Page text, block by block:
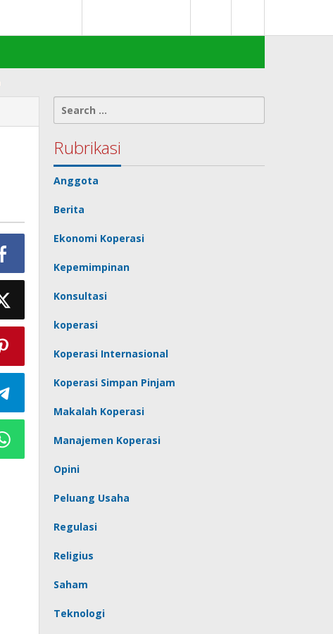
for:
Rubrikasi
Anggota
Berita
Ekonomi Koperasi
Kepemimpinan
Konsultasi
koperasi
Koperasi Internasional
Koperasi Simpan Pinjam
Makalah Koperasi
Manajemen Koperasi
Opini
Peluang Usaha
Regulasi
Religius
Saham
Teknologi